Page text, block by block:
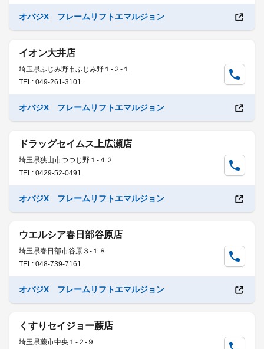
オバジX フレームリフトエマルジョン
イオン大井店
埼玉県ふじみ野市ふじみ野１-２-１
TEL: 049-261-3101
オバジX フレームリフトエマルジョン
ドラッグセイムス上広瀬店
埼玉県狭山市つつじ野１-４２
TEL: 0429-52-0491
オバジX フレームリフトエマルジョン
ウエルシア春日部谷原店
埼玉県春日部市谷原３-１８
TEL: 048-739-7161
オバジX フレームリフトエマルジョン
くすりセイジョー蕨店
埼玉県蕨市中央１-２-９